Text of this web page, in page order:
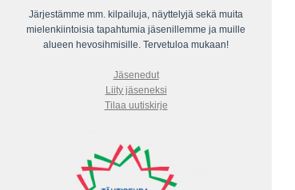
Järjestämme mm. kilpailuja, näyttelyjä sekä muita
mielenkiintoisia tapahtumia jäsenillemme ja muille
alueen hevosihmisille. Tervetuloa mukaan!
Jäsenedut
Liity jäseneksi
Tilaa uutiskirje